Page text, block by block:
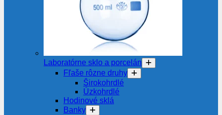
Laboratórne sklo a porcelán
Fľaše rôzne druhy
Širokohrdlé
Úzkohrdlé
Hodinové sklá
Banky